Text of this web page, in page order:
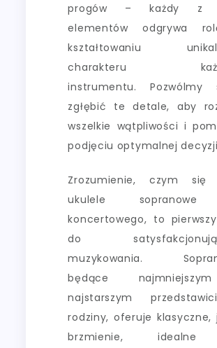
progów – każdy z
elementów odgrywa
kształtowaniu
charakteru
instrumentu. Pozwólmy
zgłębić te detale, aby
wszelkie wątpliwości i
podjęciu optymalnej
Zrozumienie, czym się
ukulele
koncertowego, to
do
muzykowania.
będące
najstarszym
rodziny, oferuje klasyczne,
brzmienie,